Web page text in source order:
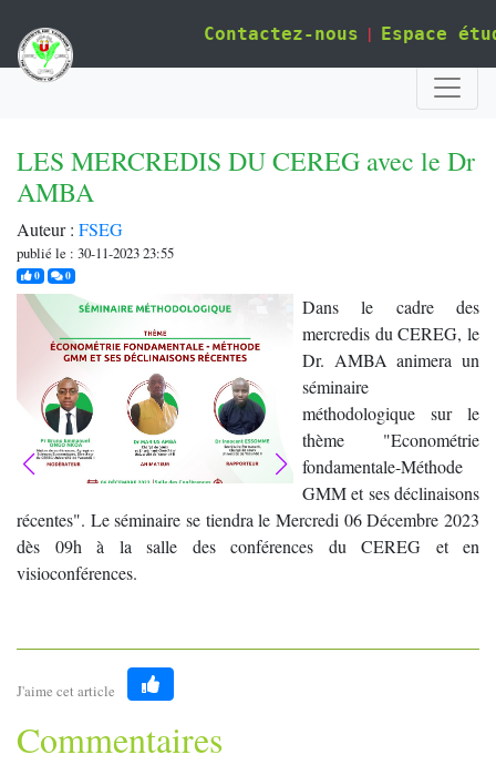
Contactez-nous | Espace
LES MERCREDIS DU CEREG avec le Dr
AMBA
Auteur : FSEG
publié le : 30-11-2023 23:55
0j'aime0commentaires
Dans le cadre des
mercredis du CEREG, le
Dr. AMBA animera un
séminaire
méthodologique sur le
thème "Econométrie
fondamentale-Méthode
GMM et ses déclinaisons
récentes". Le séminaire se tiendra le Mercredi 06 Décembre 2023
dès 09h à la salle des conférences du CEREG et en
visioconférences.
J'aime cet article
Like
Commentaires